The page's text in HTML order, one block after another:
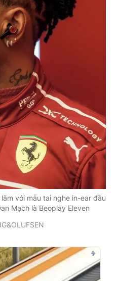
với mẫu tai nghe in-ear đầu
Mạch là Beoplay Eleven